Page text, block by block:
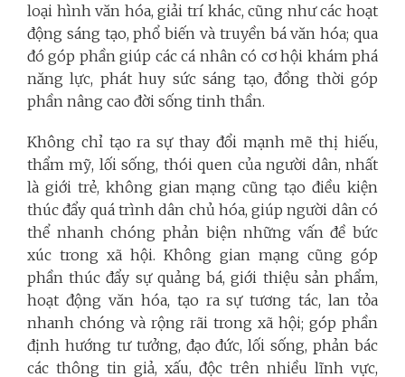
loại hình văn hóa, giải trí khác, cũng như các hoạt
động sáng tạo, phổ biến và truyền bá văn hóa; qua
đó góp phần giúp các cá nhân có cơ hội khám phá
năng lực, phát huy sức sáng tạo, đồng thời góp
phần nâng cao đời sống tinh thần.
Không chỉ tạo ra sự thay đổi mạnh mẽ thị hiếu,
thẩm mỹ, lối sống, thói quen của người dân, nhất
là giới trẻ, không gian mạng cũng tạo điều kiện
thúc đẩy quá trình dân chủ hóa, giúp người dân có
thể nhanh chóng phản biện những vấn đề bức
xúc trong xã hội. Không gian mạng cũng góp
phần thúc đẩy sự quảng bá, giới thiệu sản phẩm,
hoạt động văn hóa, tạo ra sự tương tác, lan tỏa
nhanh chóng và rộng rãi trong xã hội; góp phần
định hướng tư tưởng, đạo đức, lối sống, phản bác
các thông tin giả, xấu, độc trên nhiều lĩnh vực,